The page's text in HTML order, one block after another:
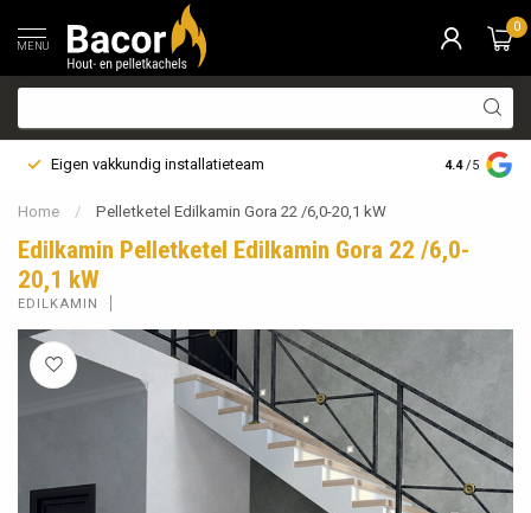
MENU
0
Eigen vakkundig installatieteam Bezorging
4.4 /5
Home / Pelletketel Edilkamin Gora 22 /6,0-20,1 kW
Edilkamin Pelletketel Edilkamin Gora 22 /6,0-
20,1 kW
EDILKAMIN